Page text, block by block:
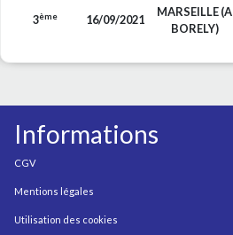
3ème 16/09/2021
MARSEILLE (A
BORELY)
Informations
CGV
Mentions légales
Utilisation des cookies